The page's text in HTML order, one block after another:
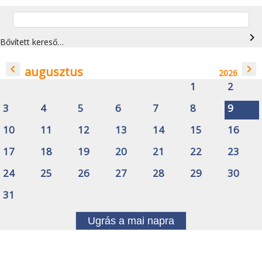
Bővített kereső… navigate_next
navigate_before augusztus 2026 navigate_next
1
2
3
4 5 6 7 8
9
10
11 12 13 14 15
16
17
18 19 20 21 22
23
24
25 26 27 28 29
30
31
Ugrás a mai napra